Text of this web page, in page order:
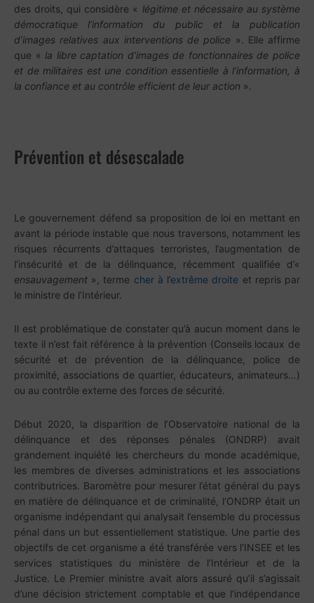
des droits, qui considère « légitime et nécessaire au système
démocratique l’information du public et la publication
d’images relatives aux interventions de police ». Elle affirme
que « la libre captation d’images de fonctionnaires de police
et de militaires est une condition essentielle à l’information, à
la confiance et au contrôle efficient de leur action ».
Prévention et désescalade
Le gouvernement défend sa proposition de loi en mettant en
avant la période instable que nous traversons, notamment les
risques récurrents d’attaques terroristes, l’augmentation de
l’insécurité et de la délinquance, récemment qualifiée d’«
ensauvagement », terme cher à l’extrême droite et repris par
le ministre de l’Intérieur.
Il est problématique de constater qu’à aucun moment dans le
texte il n’est fait référence à la prévention (Conseils locaux de
sécurité et de prévention de la délinquance, police de
proximité, associations de quartier, éducateurs, animateurs…)
ou au contrôle externe des forces de sécurité.
Début 2020, la disparition de l’Observatoire national de la
délinquance et des réponses pénales (ONDRP) avait
grandement inquiété les chercheurs du monde académique,
les membres de diverses administrations et les associations
contributrices. Baromètre pour mesurer l’état général du pays
en matière de délinquance et de criminalité, l’ONDRP était un
organisme indépendant qui analysait l’ensemble du processus
pénal dans un but essentiellement statistique. Une partie des
objectifs de cet organisme a été transférée vers l’INSEE et les
services statistiques du ministère de l’Intérieur et de la
Justice. Le Premier ministre avait alors assuré qu’il s’agissait
d’une décision strictement comptable et que l’indépendance